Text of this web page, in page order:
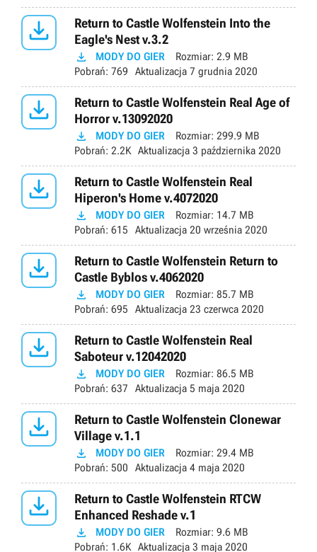

Return to Castle Wolfenstein Into the
Eagle's Nest v.3.2
 MODY DO GIER Rozmiar: 2.9 MB
Pobrań: 769 Aktualizacja 7 grudnia 2020

Return to Castle Wolfenstein Real Age of
Horror v.13092020
 MODY DO GIER Rozmiar: 299.9 MB
Pobrań: 2.2K Aktualizacja 3 października 2020

Return to Castle Wolfenstein Real
Hiperon's Home v.4072020
 MODY DO GIER Rozmiar: 14.7 MB
Pobrań: 615 Aktualizacja 20 września 2020

Return to Castle Wolfenstein Return to
Castle Byblos v.4062020
 MODY DO GIER Rozmiar: 85.7 MB
Pobrań: 695 Aktualizacja 23 czerwca 2020

Return to Castle Wolfenstein Real
Saboteur v.12042020
 MODY DO GIER Rozmiar: 86.5 MB
Pobrań: 637 Aktualizacja 5 maja 2020

Return to Castle Wolfenstein Clonewar
Village v.1.1
 MODY DO GIER Rozmiar: 29.4 MB
Pobrań: 500 Aktualizacja 4 maja 2020

Return to Castle Wolfenstein RTCW
Enhanced Reshade v.1
 MODY DO GIER Rozmiar: 9.6 MB
Pobrań: 1.6K Aktualizacja 3 maja 2020